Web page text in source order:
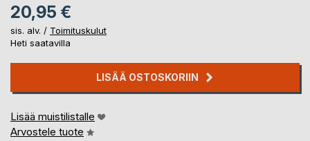
20,95 €
sis. alv. / Toimituskulut
Heti saatavilla
LISÄÄ OSTOSKORIIN
Lisää muistilistalle
Arvostele tuote